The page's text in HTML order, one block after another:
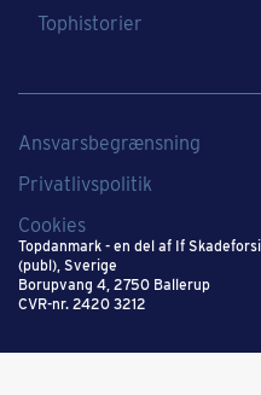
Tophistorier
Topdanmark - en del af If
(publ), Sverige​
Borupvang 4, 2750 Ballerup
CVR-nr. 2420 3212
Ansvarsbegrænsning
Privatlivspolitik
Cookies